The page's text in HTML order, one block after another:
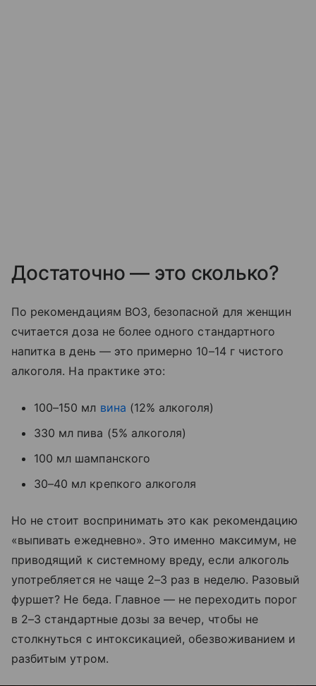
Достаточно — это сколько?
По рекомендациям ВОЗ, безопасной для женщин
считается доза не более одного стандартного
напитка в день — это примерно 10–14 г чистого
алкоголя. На практике это:
100–150 мл вина (12% алкоголя)
330 мл пива (5% алкоголя)
100 мл шампанского
30–40 мл крепкого алкоголя
Но не стоит воспринимать это как рекомендацию
«выпивать ежедневно». Это именно максимум, не
приводящий к системному вреду, если алкоголь
употребляется не чаще 2–3 раз в неделю. Разовый
фуршет? Не беда. Главное — не переходить порог
в 2–3 стандартные дозы за вечер, чтобы не
столкнуться с интоксикацией, обезвоживанием и
разбитым утром.